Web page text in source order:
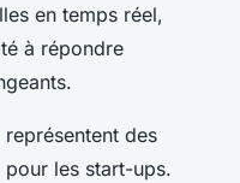
en temps réel,
à répondre
représentent des
les start-ups.